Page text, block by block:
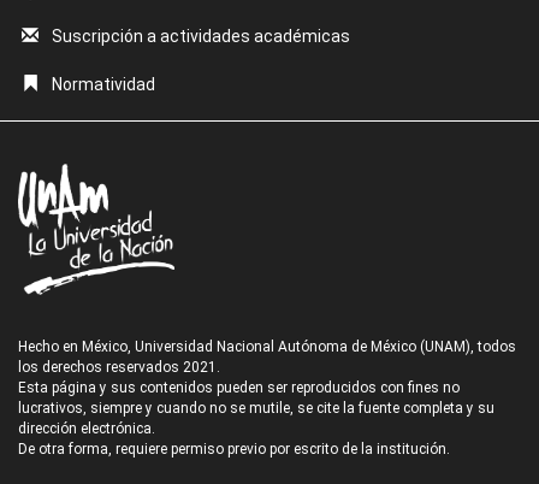
Suscripción a actividades académicas
Normatividad
Hecho en México, Universidad Nacional Autónoma de México (UNAM), todos
los derechos reservados 2021.
Esta página y sus contenidos pueden ser reproducidos con fines no
lucrativos, siempre y cuando no se mutile, se cite la fuente completa y su
dirección electrónica.
De otra forma, requiere permiso previo por escrito de la institución.